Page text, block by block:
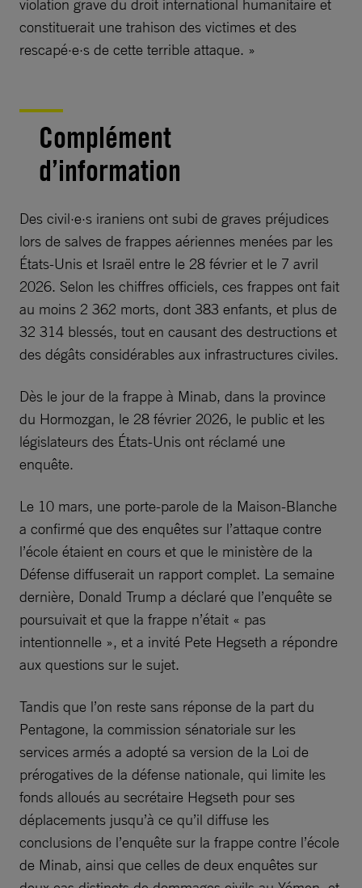
violation grave du droit international humanitaire et
constituerait une trahison des victimes et des
rescapé·e·s de cette terrible attaque. »
Complément
d’information
Des civil·e·s iraniens ont subi de graves préjudices
lors de salves de frappes aériennes menées par les
États-Unis et Israël entre le 28 février et le 7 avril
2026. Selon les chiffres officiels, ces frappes ont fait
au moins 2 362 morts, dont 383 enfants, et plus de
32 314 blessés, tout en causant des destructions et
des dégâts considérables aux infrastructures civiles.
Dès le jour de la frappe à Minab, dans la province
du Hormozgan, le 28 février 2026, le public et les
législateurs des États-Unis ont réclamé une
enquête.
Le 10 mars, une porte-parole de la Maison-Blanche
a confirmé que des enquêtes sur l’attaque contre
l’école étaient en cours et que le ministère de la
Défense diffuserait un rapport complet. La semaine
dernière, Donald Trump a déclaré que l’enquête se
poursuivait et que la frappe n’était « pas
intentionnelle », et a invité Pete Hegseth a répondre
aux questions sur le sujet.
Tandis que l’on reste sans réponse de la part du
Pentagone, la commission sénatoriale sur les
services armés a adopté sa version de la Loi de
prérogatives de la défense nationale, qui limite les
fonds alloués au secrétaire Hegseth pour ses
déplacements jusqu’à ce qu’il diffuse les
conclusions de l’enquête sur la frappe contre l’école
de Minab, ainsi que celles de deux enquêtes sur